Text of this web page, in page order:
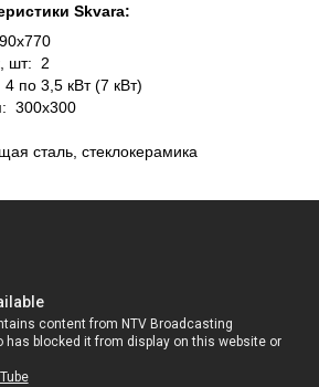
Skvara:
шт: 2
по 3,5 кВт (7 кВт)
300х300
сталь, стеклокерамика